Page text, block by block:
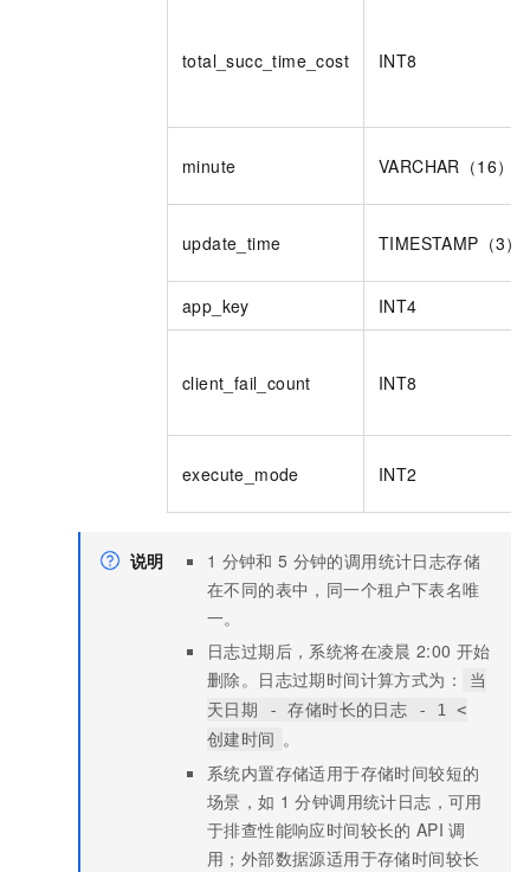
total_succ_time_cost INT8
minute VARCHAR（16）
update_time TIMESTAMP（3）
app_key INT4
client_fail_count INT8
execute_mode INT2
说明 1 分钟和 5 分钟的调用统计日志存储
在不同的表中，同一个租户下表名唯
一。
日志过期后，系统将在凌晨 2:00 开始
删除。日志过期时间计算方式为：
当
天日期 - 存储时长的日志 - 1 <
创建时间 。
系统内置存储适用于存储时间较短的
场景，如 1 分钟调用统计日志，可用
于排查性能响应时间较长的 API 调
用；外部数据源适用于存储时间较长